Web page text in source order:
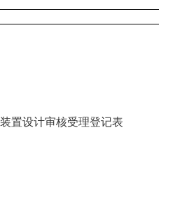
置设计审核受理登记表